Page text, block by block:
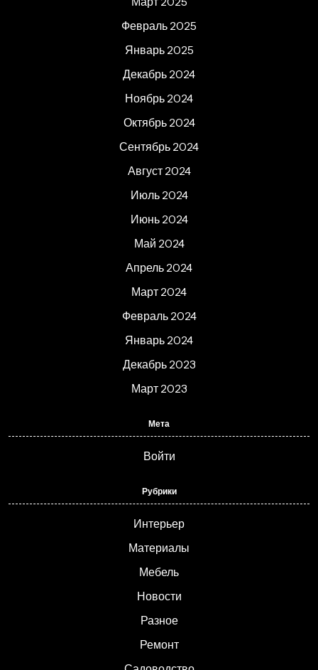
Февраль 2025
Январь 2025
Декабрь 2024
Ноябрь 2024
Октябрь 2024
Сентябрь 2024
Август 2024
Июль 2024
Июнь 2024
Май 2024
Апрель 2024
Март 2024
Февраль 2024
Январь 2024
Декабрь 2023
Март 2023
Мета
Войти
Рубрики
Интерьер
Материалы
Мебель
Новости
Разное
Ремонт